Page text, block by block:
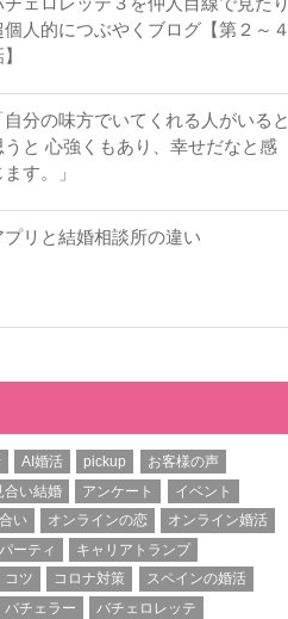
個人的につぶやくブログ【第２～４
自分の味方でいてくれる人がいると
うと 心強くもあり、幸せだなと感
ます。」
プリと結婚相談所の違い
AI婚活 pickup
お客様の声
合い結婚 アンケート
イベント
い
オンラインの恋
オンライン婚活
ーティ
キャリアトランプ
コツ コロナ対策
スペインの婚活
バチェラー
バチェロレッテ